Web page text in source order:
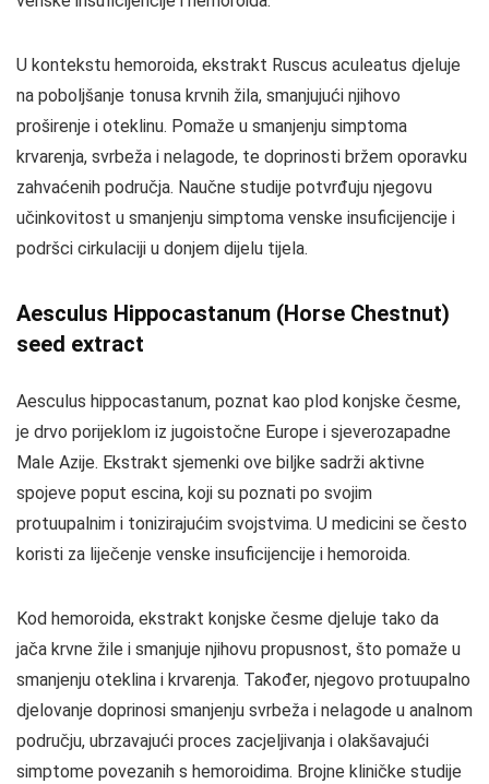
U kontekstu hemoroida, ekstrakt Ruscus aculeatus djeluje
na poboljšanje tonusa krvnih žila, smanjujući njihovo
proširenje i oteklinu. Pomaže u smanjenju simptoma
krvarenja, svrbeža i nelagode, te doprinosti bržem oporavku
zahvaćenih područja. Naučne studije potvrđuju njegovu
učinkovitost u smanjenju simptoma venske insuficijencije i
podršci cirkulaciji u donjem dijelu tijela.
Aesculus Hippocastanum (Horse Chestnut)
seed extract
Aesculus hippocastanum, poznat kao plod konjske česme,
je drvo porijeklom iz jugoistočne Europe i sjeverozapadne
Male Azije. Ekstrakt sjemenki ove biljke sadrži aktivne
spojeve poput escina, koji su poznati po svojim
protuupalnim i tonizirajućim svojstvima. U medicini se često
koristi za liječenje venske insuficijencije i hemoroida.
Kod hemoroida, ekstrakt konjske česme djeluje tako da
jača krvne žile i smanjuje njihovu propusnost, što pomaže u
smanjenju oteklina i krvarenja. Također, njegovo protuupalno
djelovanje doprinosi smanjenju svrbeža i nelagode u analnom
području, ubrzavajući proces zacjeljivanja i olakšavajući
simptome povezanih s hemoroidima. Brojne kliničke studije